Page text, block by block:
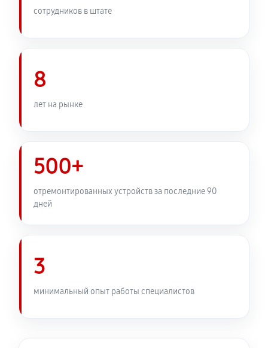
сотрудников в штате
8
лет на рынке
500+
отремонтированных устройств за последние 90
дней
3
минимальный опыт работы специалистов